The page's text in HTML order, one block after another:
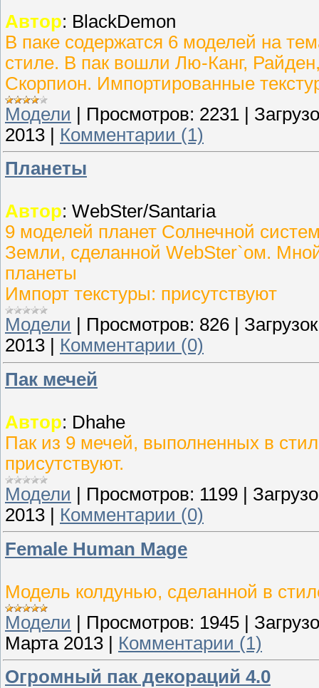
Автор: BlackDemon
В паке содержатся 6 моделей на
стиле. В пак вошли Лю-Канг,
Скорпион. Импортированные
Модели | Просмотров: 2231 |
2013 | Комментарии (1)
Планеты
Автор: WebSter/Santaria
9 моделей планет Солнечной
Земли, сделанной WebSter`ом.
планеты
Импорт текстуры: присутствуют
Модели
Просмотров: 826
2013
Комментарии (0)
Пак мечей
Автор: Dhahe
Пак из 9 мечей, выполненных в
присутствуют.
Модели
Просмотров: 1199
2013
Комментарии (0)
Female Human Mage
Модель колдунью, сделанной в
Модели | Просмотров: 1945 |
Марта 2013 | Комментарии (1)
Огромный пак декораций 4.0